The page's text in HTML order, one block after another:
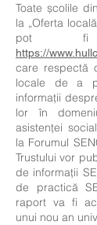
Toate școlile
la „Oferta
pot fi
https://
care respectă
locale de a
informații
lor în
asistenței
la Forumul
Trustului vor
de informații
de practică
raport va fi
unui nou an